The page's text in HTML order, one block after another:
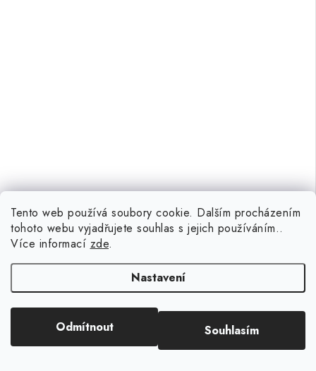
Tento web používá soubory cookie. Dalším procházením
tohoto webu vyjadřujete souhlas s jejich používáním..
Více informací zde.
Nastavení
Odmítnout Souhlasím
Skladem(>5 ks)
299 Kč